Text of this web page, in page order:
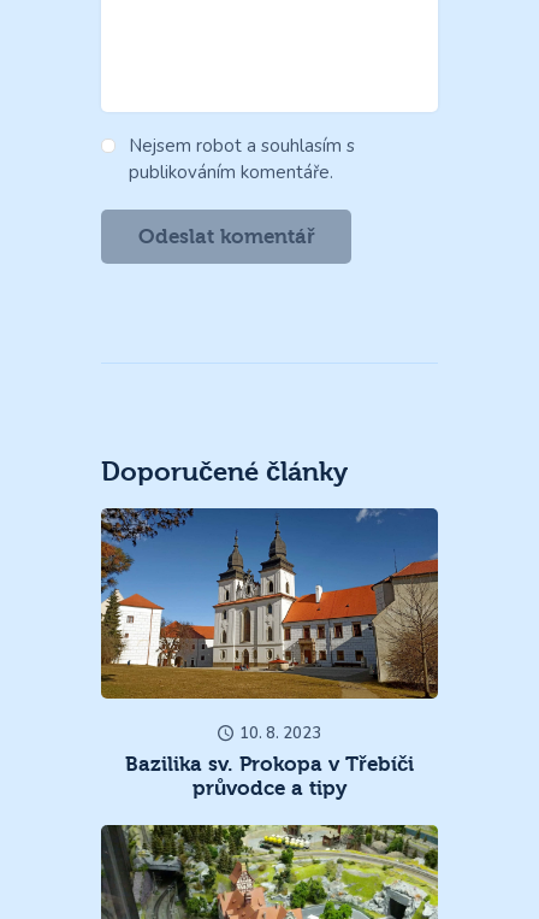
Nejsem robot a souhlasím s
publikováním komentáře.
Doporučené články
10. 8. 2023
Bazilika sv. Prokopa v Třebíči
průvodce a tipy